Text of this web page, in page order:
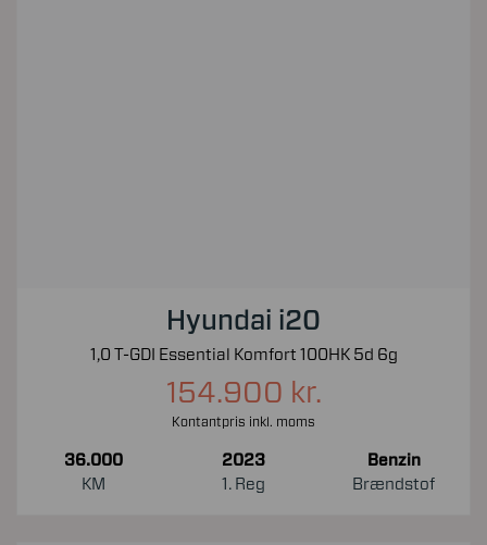
Hyundai i20
1,0 T-GDI Essential Komfort 100HK 5d 6g
154.900 kr.
Kontantpris inkl. moms
36.000
KM
2023
1. Reg
Benzin
Brændstof